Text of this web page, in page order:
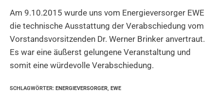
Am 9.10.2015 wurde uns vom Energieversorger EWE
die technische Ausstattung der Verabschiedung vom
Vorstandsvorsitzenden Dr. Werner Brinker anvertraut.
Es war eine äußerst gelungene Veranstaltung und
somit eine würdevolle Verabschiedung.
SCHLAGWÖRTER: ENERGIEVERSORGER, EWE